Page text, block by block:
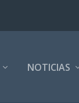
NOTICIAS